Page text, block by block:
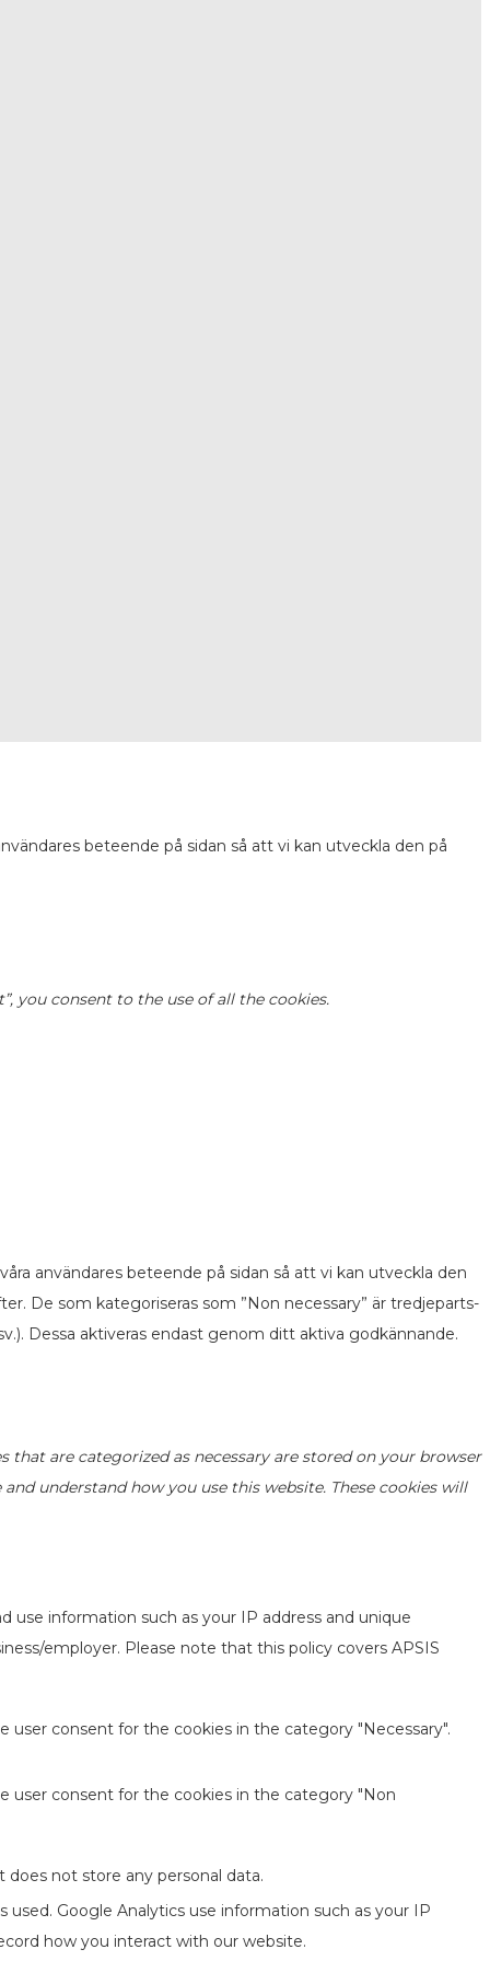
beteende på sidan så att vi kan utveckla den på
you consent to the use of all the cookies.
användares beteende på sidan så att vi kan utveckla den
De som kategoriseras som ”Non necessary” är tredjeparts-
Dessa aktiveras endast genom ditt aktiva godkännande.
are categorized as necessary are stored on your browser
understand how you use this website. These cookies will
use information such as your IP address and unique
employer. Please note that this policy covers APSIS
user consent for the cookies in the category "Necessary".
user consent for the cookies in the category "Non
not store any personal data.
Google Analytics use information such as your IP
how you interact with our website.